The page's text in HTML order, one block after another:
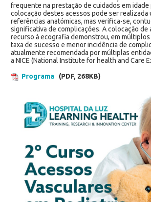
frequente na prestação de cuidados em idade
colocação destes acessos pode ser realizada
referências anatómicas, mas verifica-se,
significativa de complicações. A colocação de
recurso à ecografia demonstrou, em
taxa de sucesso e menor incidência de
atualmente recomendada por múltiplas
a NICE (National Institute for health and Care
Programa
(PDF, 268KB)